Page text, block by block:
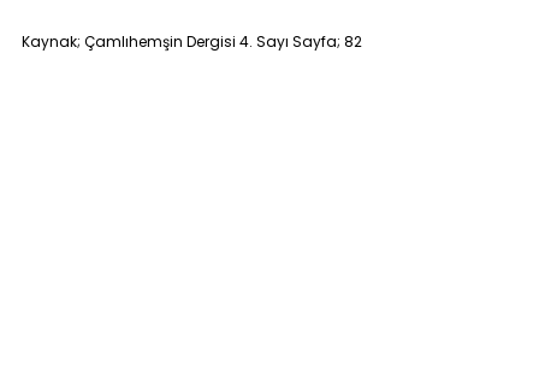
Kaynak; Çamlıhemşin Dergisi 4. Sayı Sayfa; 82